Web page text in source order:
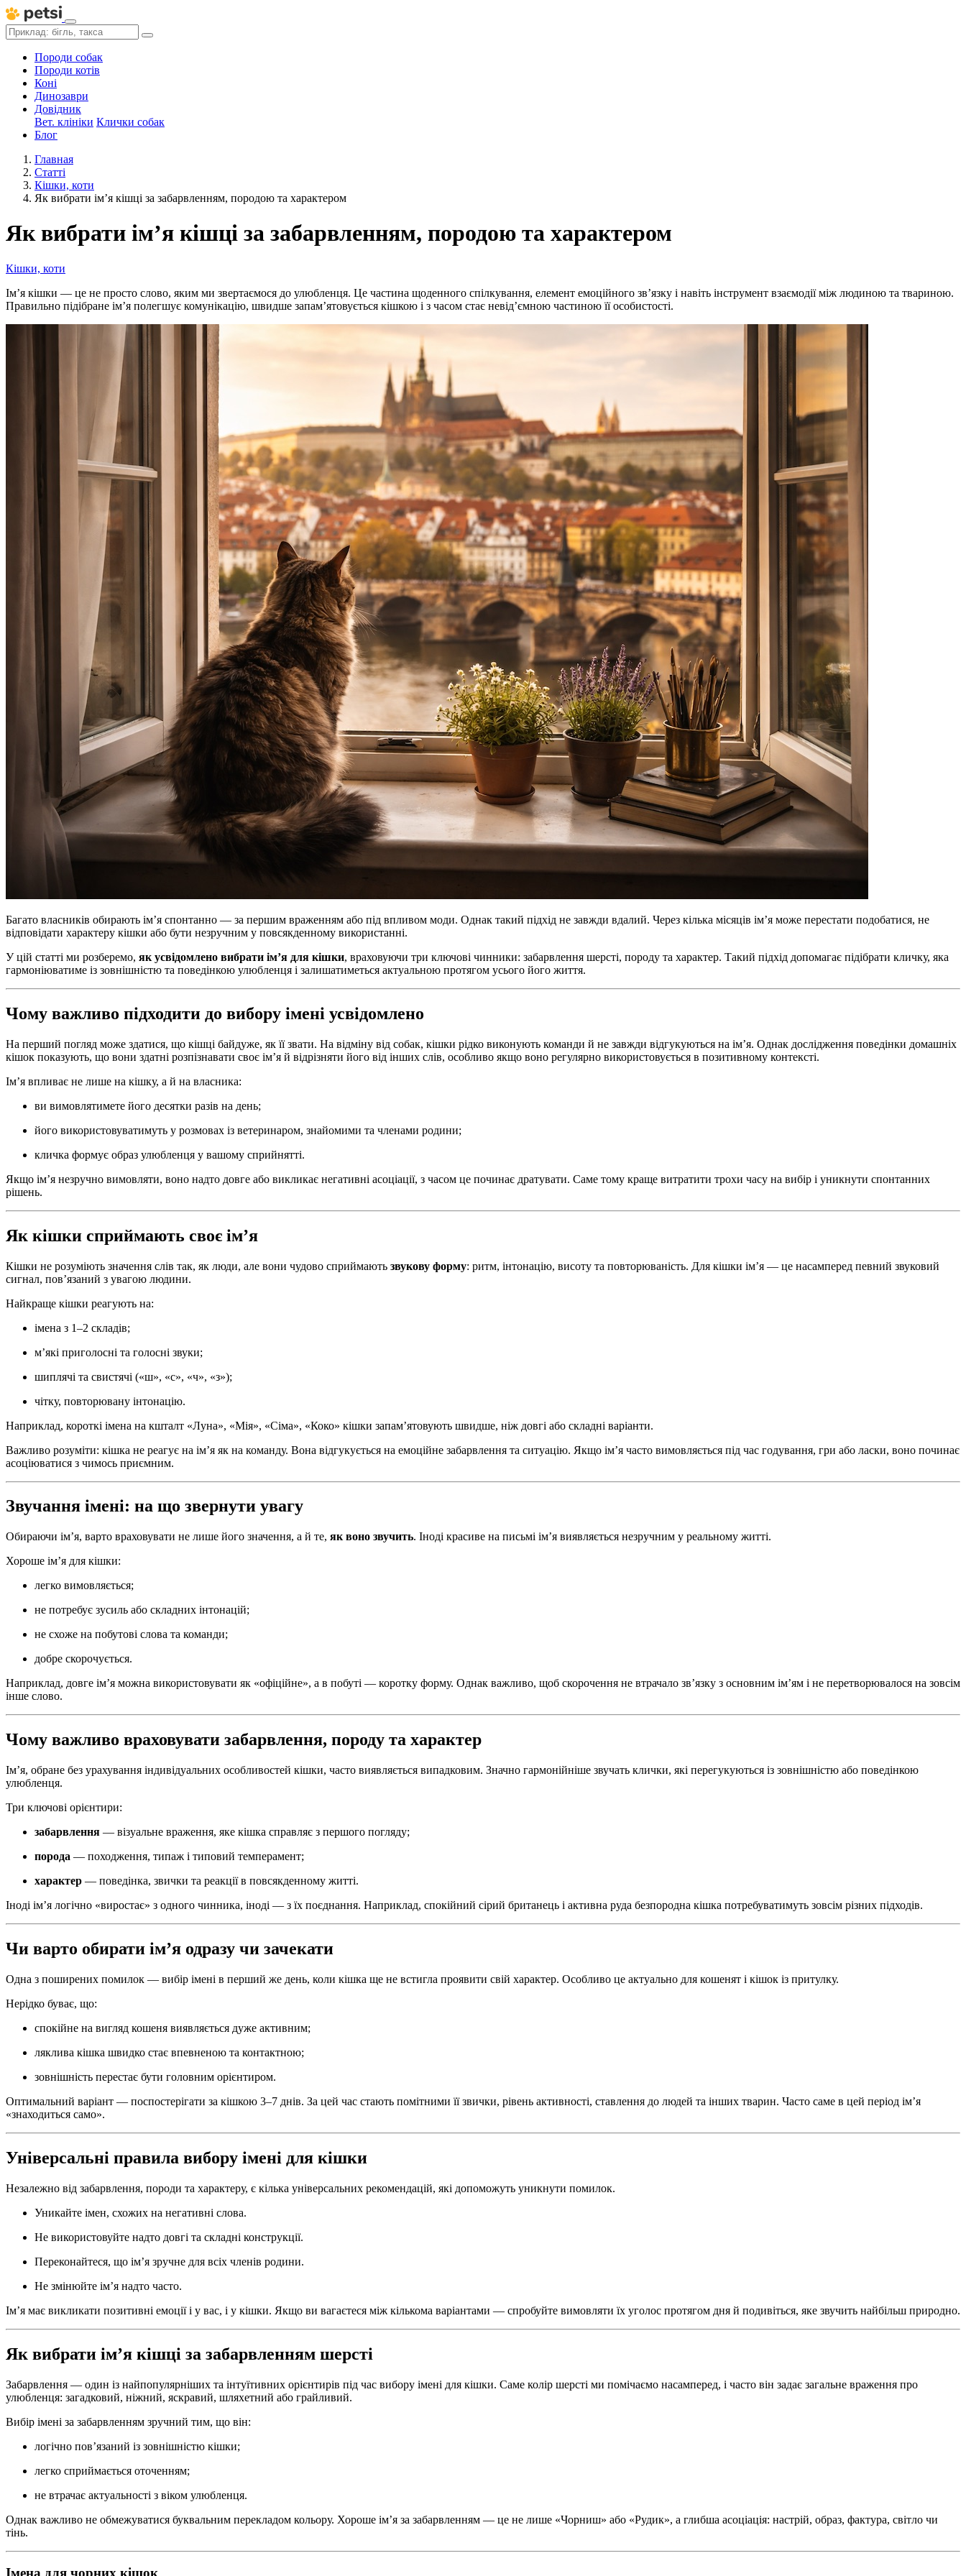
Породи собак
Породи котів
Коні
Динозаври
Довідник
Вет. клініки Клички собак
Блог
Главная
Статті
Кішки, коти
Як вибрати ім’я кішці за забарвленням, породою та характером
Як вибрати ім’я кішці за забарвленням, породою та характером
Кішки, коти
Ім’я кішки — це не просто слово, яким ми звертаємося до улюбленця. Це частина щоденного спілкування, елемент емоційного зв’язку і навіть інструмент взаємодії між людиною та твариною.
Правильно підібране ім’я полегшує комунікацію, швидше запам’ятовується кішкою і з часом стає невід’ємною частиною її особистості.
Багато власників обирають ім’я спонтанно — за першим враженням або під впливом моди. Однак такий підхід не завжди вдалий. Через кілька місяців ім’я може перестати подобатися, не
відповідати характеру кішки або бути незручним у повсякденному використанні.
У цій статті ми розберемо, як усвідомлено вибрати ім’я для кішки, враховуючи три ключові чинники: забарвлення шерсті, породу та характер. Такий підхід допомагає підібрати кличку, яка
гармоніюватиме із зовнішністю та поведінкою улюбленця і залишатиметься актуальною протягом усього його життя.
Чому важливо підходити до вибору імені усвідомлено
На перший погляд може здатися, що кішці байдуже, як її звати. На відміну від собак, кішки рідко виконують команди й не завжди відгукуються на ім’я. Однак дослідження поведінки домашніх
кішок показують, що вони здатні розпізнавати своє ім’я й відрізняти його від інших слів, особливо якщо воно регулярно використовується в позитивному контексті.
Ім’я впливає не лише на кішку, а й на власника:
ви вимовлятимете його десятки разів на день;
його використовуватимуть у розмовах із ветеринаром, знайомими та членами родини;
кличка формує образ улюбленця у вашому сприйнятті.
Якщо ім’я незручно вимовляти, воно надто довге або викликає негативні асоціації, з часом це починає дратувати. Саме тому краще витратити трохи часу на вибір і уникнути спонтанних
рішень.
Як кішки сприймають своє ім’я
Кішки не розуміють значення слів так, як люди, але вони чудово сприймають звукову форму: ритм, інтонацію, висоту та повторюваність. Для кішки ім’я — це насамперед певний звуковий
сигнал, пов’язаний з увагою людини.
Найкраще кішки реагують на:
імена з 1–2 складів;
м’які приголосні та голосні звуки;
шиплячі та свистячі («ш», «с», «ч», «з»);
чітку, повторювану інтонацію.
Наприклад, короткі імена на кшталт «Луна», «Мія», «Сіма», «Коко» кішки запам’ятовують швидше, ніж довгі або складні варіанти.
Важливо розуміти: кішка не реагує на ім’я як на команду. Вона відгукується на емоційне забарвлення та ситуацію. Якщо ім’я часто вимовляється під час годування, гри або ласки, воно починає
асоціюватися з чимось приємним.
Звучання імені: на що звернути увагу
Обираючи ім’я, варто враховувати не лише його значення, а й те, як воно звучить. Іноді красиве на письмі ім’я виявляється незручним у реальному житті.
Хороше ім’я для кішки:
легко вимовляється;
не потребує зусиль або складних інтонацій;
не схоже на побутові слова та команди;
добре скорочується.
Наприклад, довге ім’я можна використовувати як «офіційне», а в побуті — коротку форму. Однак важливо, щоб скорочення не втрачало зв’язку з основним ім’ям і не перетворювалося на зовсім
інше слово.
Чому важливо враховувати забарвлення, породу та характер
Ім’я, обране без урахування індивідуальних особливостей кішки, часто виявляється випадковим. Значно гармонійніше звучать клички, які перегукуються із зовнішністю або поведінкою
улюбленця.
Три ключові орієнтири:
забарвлення — візуальне враження, яке кішка справляє з першого погляду;
порода — походження, типаж і типовий темперамент;
характер — поведінка, звички та реакції в повсякденному житті.
Іноді ім’я логічно «виростає» з одного чинника, іноді — з їх поєднання. Наприклад, спокійний сірий британець і активна руда безпородна кішка потребуватимуть зовсім різних підходів.
Чи варто обирати ім’я одразу чи зачекати
Одна з поширених помилок — вибір імені в перший же день, коли кішка ще не встигла проявити свій характер. Особливо це актуально для кошенят і кішок із притулку.
Нерідко буває, що:
спокійне на вигляд кошеня виявляється дуже активним;
ляклива кішка швидко стає впевненою та контактною;
зовнішність перестає бути головним орієнтиром.
Оптимальний варіант — поспостерігати за кішкою 3–7 днів. За цей час стають помітними її звички, рівень активності, ставлення до людей та інших тварин. Часто саме в цей період ім’я
«знаходиться само».
Універсальні правила вибору імені для кішки
Незалежно від забарвлення, породи та характеру, є кілька універсальних рекомендацій, які допоможуть уникнути помилок.
Уникайте імен, схожих на негативні слова.
Не використовуйте надто довгі та складні конструкції.
Переконайтеся, що ім’я зручне для всіх членів родини.
Не змінюйте ім’я надто часто.
Ім’я має викликати позитивні емоції і у вас, і у кішки. Якщо ви вагаєтеся між кількома варіантами — спробуйте вимовляти їх уголос протягом дня й подивіться, яке звучить найбільш природно.
Як вибрати ім’я кішці за забарвленням шерсті
Забарвлення — один із найпопулярніших та інтуїтивних орієнтирів під час вибору імені для кішки. Саме колір шерсті ми помічаємо насамперед, і часто він задає загальне враження про
улюбленця: загадковий, ніжний, яскравий, шляхетний або грайливий.
Вибір імені за забарвленням зручний тим, що він:
логічно пов’язаний із зовнішністю кішки;
легко сприймається оточенням;
не втрачає актуальності з віком улюбленця.
Однак важливо не обмежуватися буквальним перекладом кольору. Хороше ім’я за забарвленням — це не лише «Чорниш» або «Рудик», а глибша асоціація: настрій, образ, фактура, світло чи
тінь.
Імена для чорних кішок